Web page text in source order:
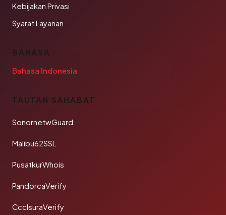
Kebijakan Privasi
Syarat Layanan
BAHASA
Bahasa Indonesia
TAUTAN SAHABAT
SonornetwGuard
Malibu62SSL
PusatkurWhois
PandorcaVerify
CcclsuraVerify